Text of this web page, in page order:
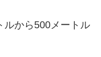
ルから500メートル